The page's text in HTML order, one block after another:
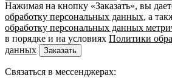
Нажимая на кнопку «Заказать», вы
обработку персональных данных, а
обработку персональных данных
в порядке и на условиях Политики
данных
Заказать
Связаться в мессенджерах: